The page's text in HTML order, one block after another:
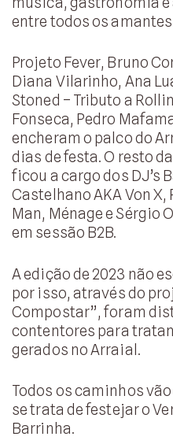
entre todos os
Projeto Fever, Bruno
Diana Vilarinho, Ana
Stoned – Tributo a
Fonseca, Pedro
encheram o palco do
dias de festa. O resto
ficou a cargo dos DJ’s
Castelhano AKA Von
Man, Ménage e Sérgio
em sessão B2B.
A edição de 2023 não
por isso, através do
Compostar”, foram
contentores para
gerados no Arraial.
Todos os caminhos
se trata de festejar o
Barrinha.